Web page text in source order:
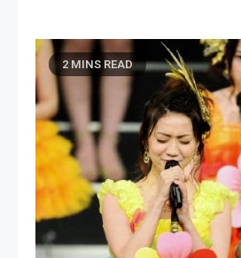
2 MINS READ